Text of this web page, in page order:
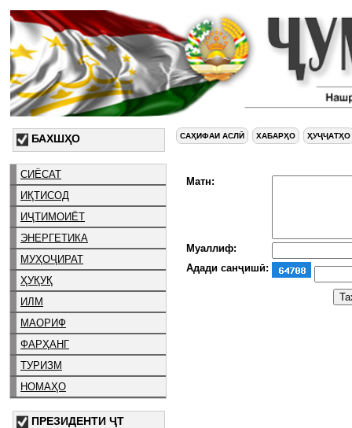
БАХШҲО
СИЁСАТ
ИҚТИСОД
ИҶТИМОИЁТ
ЭНЕРГЕТИКА
МУҲОҶИРАТ
ҲУҚУҚ
ИЛМ
МАОРИФ
ФАРҲАНГ
ТУРИЗМ
НОМАҲО
ПРЕЗИДЕНТИ ҶТ
САҲИФАИ АСЛӢ ХАБАРҲО ҲУҶҶАТҲО
Матн:
Муаллиф:
Адади санҷишӣ: